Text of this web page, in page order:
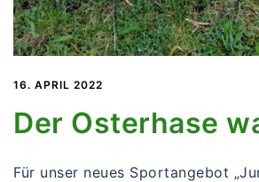
16. APRIL 2022
Der Osterhase
Für unser neues Sportangebot